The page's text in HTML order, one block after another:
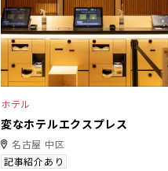
ホテル
変なホテルエクスプレス
名古屋 中区
記事紹介あり